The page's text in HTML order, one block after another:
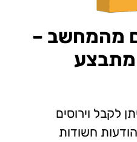
מהמחשב –
מתבצע
לקבל וירוסים
חשודות